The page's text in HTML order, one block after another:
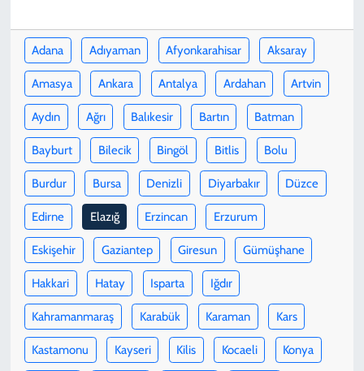
Adana Adıyaman Afyonkarahisar Aksaray
Amasya Ankara Antalya Ardahan Artvin
Aydın Ağrı Balıkesir Bartın Batman
Bayburt Bilecik Bingöl Bitlis Bolu
Burdur Bursa Denizli Diyarbakır Düzce
Edirne Elazığ Erzincan Erzurum
Eskişehir Gaziantep Giresun Gümüşhane
Hakkari Hatay Isparta Iğdır
Kahramanmaraş Karabük Karaman Kars
Kastamonu Kayseri Kilis Kocaeli Konya